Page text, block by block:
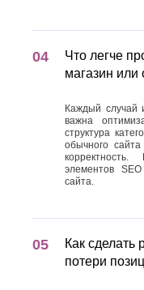
Что легче
магазин
Каждый случай
важна
структура
обычного
элементов
сайта.
Как сделать
потери